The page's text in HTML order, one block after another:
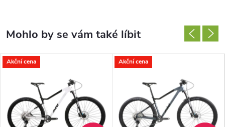
Akční cena Akční cena